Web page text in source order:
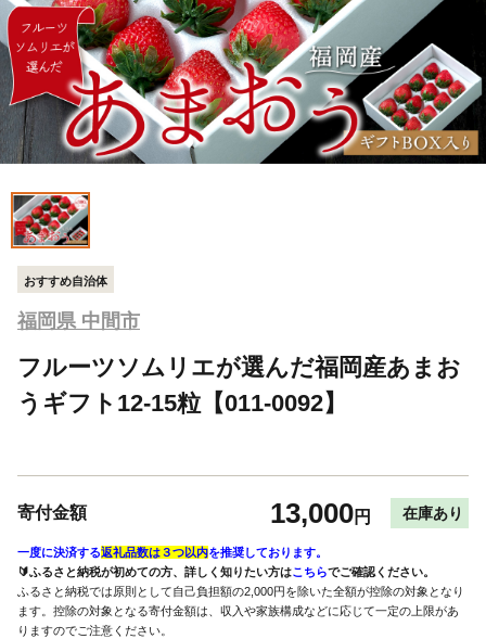
おすすめ自治体
福岡県 中間市
フルーツソムリエが選んだ福岡産あまお
うギフト12-15粒【011-0092】
寄付金額 13,000円 在庫あり
一度に決済する返礼品数は３つ以内を推奨しております。
🔰ふるさと納税が初めての方、詳しく知りたい方はこちらでご確認ください。
ふるさと納税では原則として自己負担額の2,000円を除いた全額が控除の対象となり
ます。控除の対象となる寄付金額は、収入や家族構成などに応じて一定の上限があ
りますのでご注意ください。